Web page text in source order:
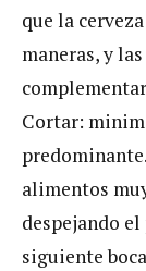
que la
maneras, y
Cortar:
alimentos
despejando
siguiente